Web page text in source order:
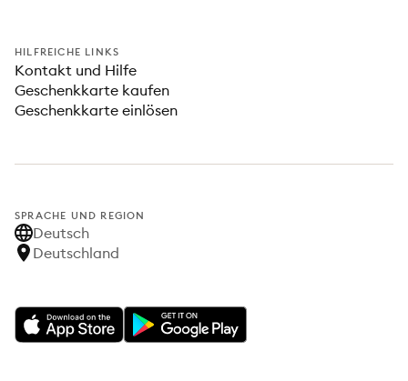
HILFREICHE LINKS
Kontakt und Hilfe
Geschenkkarte kaufen
Geschenkkarte einlösen
SPRACHE UND REGION
Deutsch
Deutschland